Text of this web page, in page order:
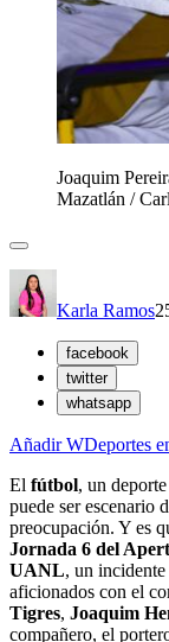
Joaquim
Mazatlán /
Karla Ramos
facebook
twitter
whatsapp
Añadir WDeportes
El fútbol, un
puede ser escenario
preocupación. Y es
Jornada 6 del
UANL, un
aficionados con el
Tigres, Joaquim
compañero, el